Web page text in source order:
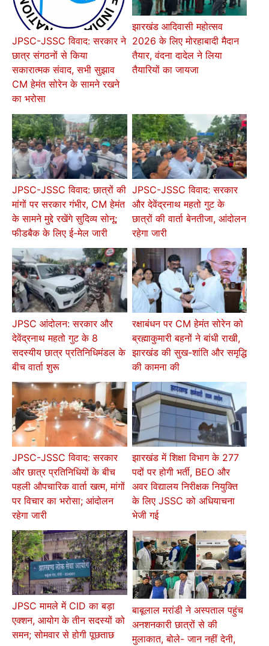
JPSC-JSSC विवाद: सरकार ने
छात्र संगठनों से किया
सकारात्मक संवाद, सभी सुझाव
CM हेमंत सोरेन के सामने रखने
का भरोसा
झारखंड आदिवासी महोत्सव
2026 के लिए मोरहाबादी मैदान
तैयार, वंदना दादेल ने लिया
तैयारियों का जायजा
JPSC-JSSC विवाद: छात्रों की
मांगों पर सरकार गंभीर, CM हेमंत
के सामने मुद्दे रखेंगे सुदिव्य सोनू;
फीडबैक के लिए ई-मेल जारी
JPSC-JSSC विवाद: सरकार
और देवेंद्रनाथ महतो गुट के
छात्रों की वार्ता बेनतीजा, आंदोलन
रहेगा जारी
JPSC आंदोलन: सरकार और
देवेंद्रनाथ महतो गुट के 8
सदस्यीय छात्र प्रतिनिधिमंडल के
बीच वार्ता शुरू
रक्षाबंधन पर CM हेमंत सोरेन को
ब्रह्माकुमारी बहनों ने बांधी राखी,
झारखंड की सुख-शांति और समृद्धि
की कामना की
JPSC-JSSC विवाद: सरकार
और छात्र प्रतिनिधियों के बीच
पहली औपचारिक वार्ता खत्म, मांगों
पर विचार का भरोसा; आंदोलन
रहेगा जारी
झारखंड में शिक्षा विभाग के 277
पदों पर होगी भर्ती, BEO और
अवर विद्यालय निरीक्षक नियुक्ति
के लिए JSSC को अधियाचना
भेजी गई
JPSC मामले में CID का बड़ा
एक्शन, आयोग के तीन सदस्यों को
समन; सोमवार से होगी पूछताछ
बाबूलाल मरांडी ने अस्पताल पहुंच
अनशनकारी छात्रों से की
मुलाकात, बोले- जान नहीं देनी,